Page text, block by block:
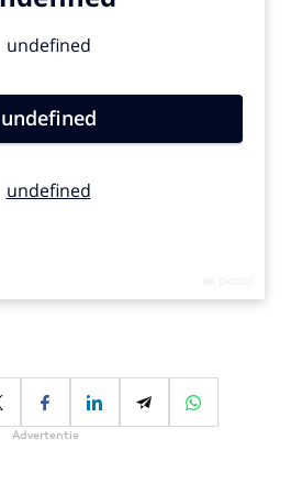
Advertentie